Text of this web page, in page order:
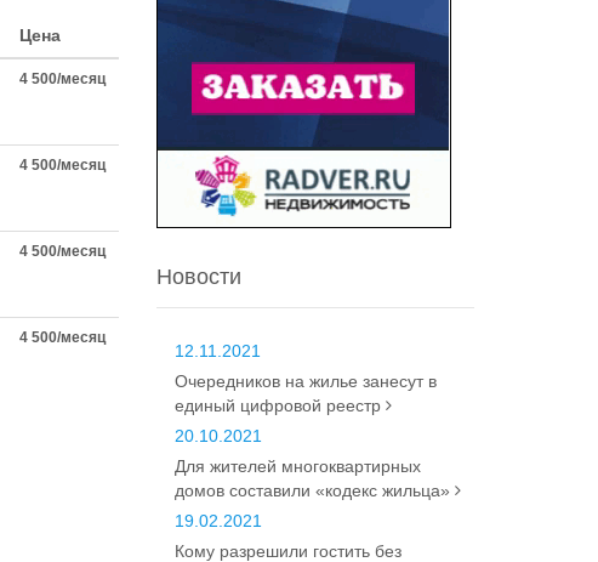
Цена
4 500/месяц
4 500/месяц
4 500/месяц
4 500/месяц
Новости
12.11.2021
Очередников на жилье занесут в
единый цифровой реестр
20.10.2021
Для жителей многоквартирных
домов составили «кодекс жильца»
19.02.2021
Кому разрешили гостить без